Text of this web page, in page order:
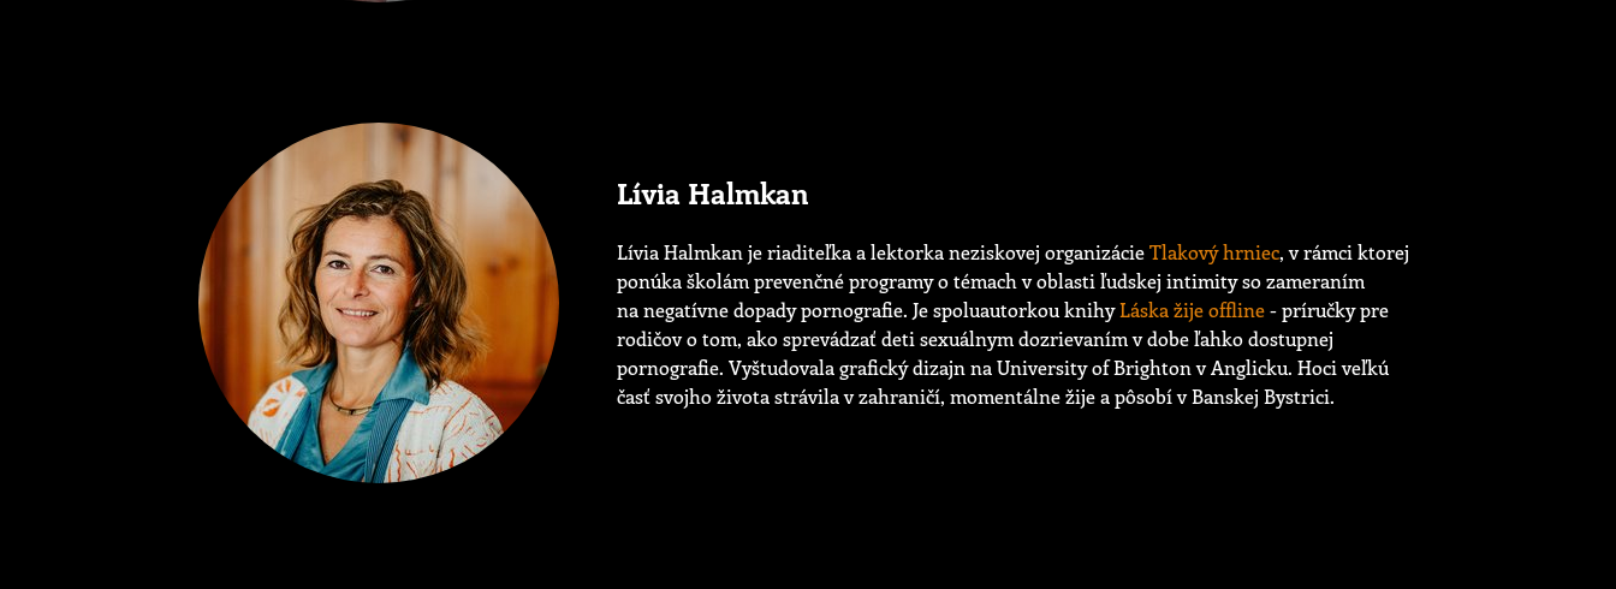
Lívia Halmkan
Lívia Halmkan je riaditeľka a lektorka neziskovej organizácieTlakový hrniec, v rámci ktorej
ponúka školám prevenčné programy o témach v oblasti ľudskej intimity so zameraním
na negatívne dopady pornografie. Je spoluautorkou knihyLáska žije offline- príručky pre
rodičov o tom, ako sprevádzať deti sexuálnym dozrievaním v dobe ľahko dostupnej
pornografie. Vyštudovala grafický dizajn na University of Brighton v Anglicku. Hoci veľkú
časť svojho života strávila v zahraničí, momentálne žije a pôsobí v Banskej Bystrici.